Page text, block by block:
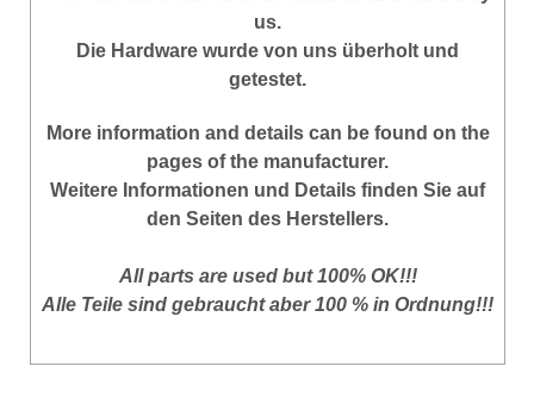
us.
Die Hardware wurde von uns überholt und
getestet.
More information and details can be found on the
pages of the manufacturer.
Weitere Informationen und Details finden Sie auf
den Seiten des Herstellers.
All parts are used but 100% OK!!!
Alle Teile sind gebraucht aber 100 % in Ordnung!!!